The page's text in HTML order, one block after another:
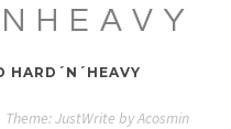
HARD´N´HEAVY
Theme: JustWrite byAcosmin